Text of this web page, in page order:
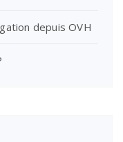
depuis OVH